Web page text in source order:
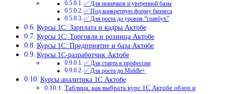
✅ Для новичков и уверенной базы
✅ Под конкретную форму бизнеса
✅ Для роста до уровня “главбух”
Курсы 1С: Зарплата и кадры Актобе
Курсы 1С: Торговля и розница Актобе
Курсы 1С: Предприятие и база Актобе
Курсы 1С-разработчик Актобе
✅ Для старта в профессии
✅ Для роста до Middle+
Курсы аналитика 1С Актобе
Таблица: как выбрать курс 1С Актобе обзор и